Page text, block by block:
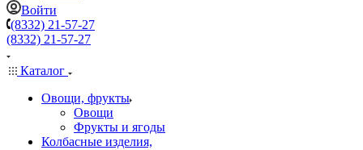
Войти
(8332) 21-57-27
(8332) 21-57-27
Каталог
Овощи, фрукты
Овощи
Фрукты и ягоды
Колбасные изделия,